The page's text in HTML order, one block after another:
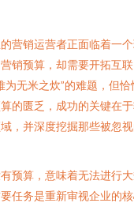
营销运营者正面临着一
销预算，却需要开拓互
无米之炊”的难题，但恰
的匮乏，成功的关键在
，并深度挖掘那些被忽
预算，意味着无法进行
任务是重新审视企业的